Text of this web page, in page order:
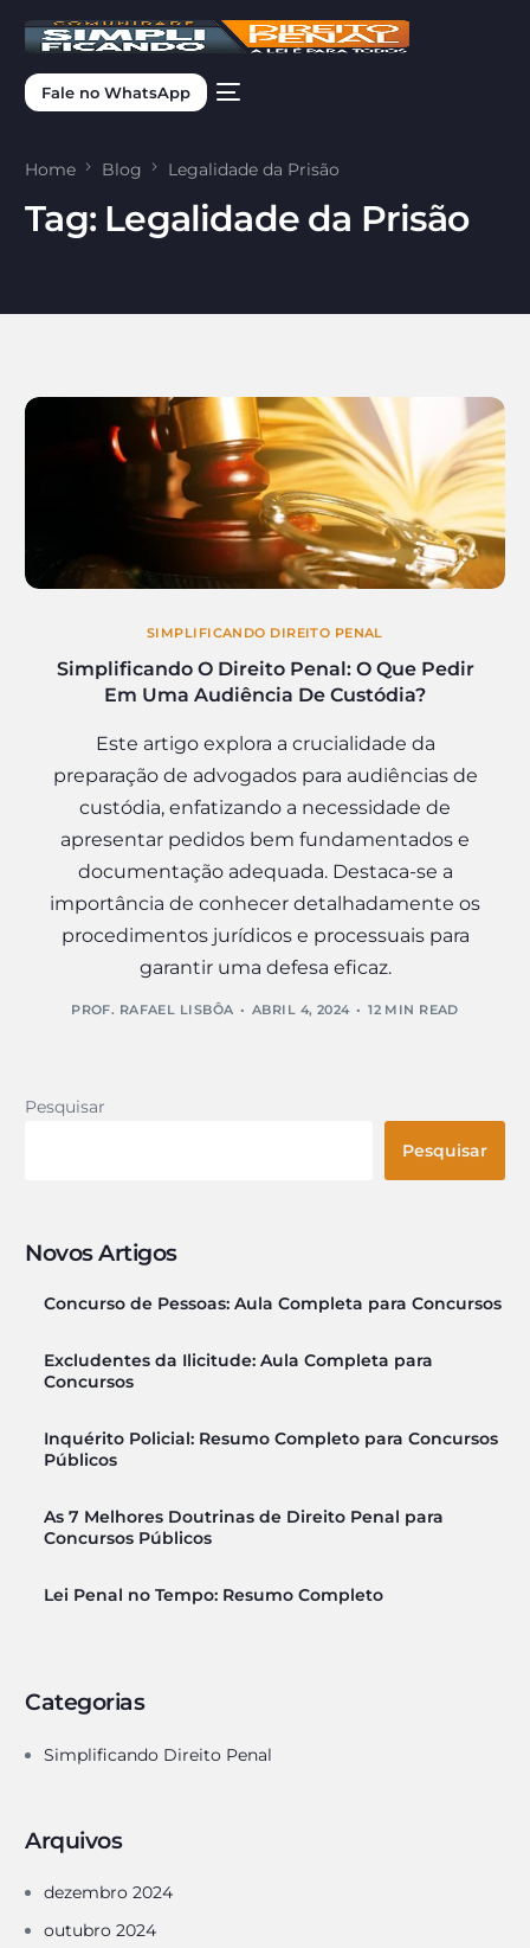
Fale no WhatsApp
Home Blog Legalidade da Prisão
Tag: Legalidade da Prisão
SIMPLIFICANDO DIREITO PENAL
Simplificando O Direito Penal: O Que Pedir
Em Uma Audiência De Custódia?
Este artigo explora a crucialidade da
preparação de advogados para audiências de
custódia, enfatizando a necessidade de
apresentar pedidos bem fundamentados e
documentação adequada. Destaca-se a
importância de conhecer detalhadamente os
procedimentos jurídicos e processuais para
garantir uma defesa eficaz.
PROF. RAFAEL LISBÔA ABRIL 4, 2024 12 MIN READ
Pesquisar
Pesquisar
Novos Artigos
Concurso de Pessoas: Aula Completa para Concursos
Excludentes da Ilicitude: Aula Completa para
Concursos
Inquérito Policial: Resumo Completo para Concursos
Públicos
As 7 Melhores Doutrinas de Direito Penal para
Concursos Públicos
Lei Penal no Tempo: Resumo Completo
Categorias
Simplificando Direito Penal
Arquivos
dezembro 2024
outubro 2024